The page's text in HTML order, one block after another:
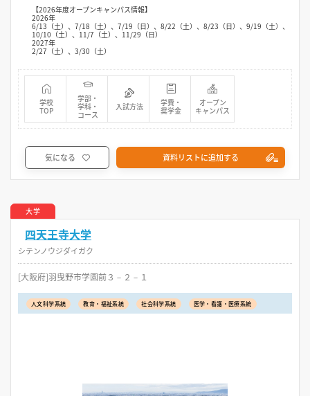
【2026年度オープンキャンパス情報】
2026年
6/13（土）、7/18（土）、7/19（日）、8/22（土）、8/23（日）、9/19（土）、
10/10（土）、11/7（土）、11/29（日）
2027年
2/27（土）、3/30（土）
学校
TOP
学部・
学科・
コース
入試方法
学費・
奨学金
オープン
キャンパス
気になる 資料リストに追加する
大学
四天王寺大学
シテンノウジダイガク
[大阪府]羽曳野市学園前３－２－１
人文科学系統 教育・福祉系統 社会科学系統 医学・看護・医療系統